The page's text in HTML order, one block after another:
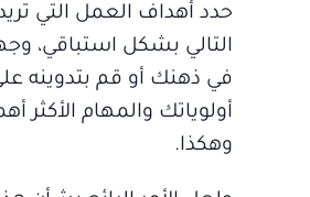
حدد أهداف العمل التي
التالي بشكل استباقي،
في ذهنك أو قم بتدوينه
أولوياتك والمهام الأكثر
وهكذا.